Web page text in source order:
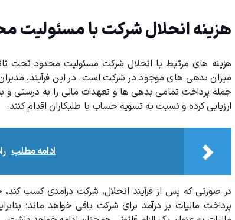
هزینه انحلال شرکت با مسئولیت
هزینه های مرتبط با انحلال شرکت مسئولیت محدود تحت
میزان بدهی های موجود در شرکت است. در این فرآیند،
جمله پرداخت تمامی بدهی ها و تعهدات مالی را به درستی و
ارزیابی کرده و نسبت به تسویه حساب با طلبکاران اقدام کنند.
ادامه مطلب
در صورتی که پس از فرآیند انحلال، شرکت درآمدی کسب
پرداخت مالیات بر درآمد برای شرکت باقی خواهد ماند؛